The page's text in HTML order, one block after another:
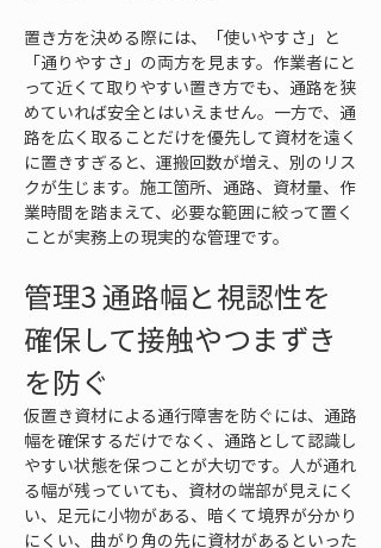
置き方を決める際には、「使いやすさ」と
「通りやすさ」の両方を見ます。作業者にと
って近くて取りやすい置き方でも、通路を狭
めていれば安全とはいえません。一方で、通
路を広く取ることだけを優先して資材を遠く
に置きすぎると、運搬回数が増え、別のリス
クが生じます。施工箇所、通路、資材量、作
業時間を踏まえて、必要な範囲に絞って置く
ことが実務上の現実的な管理です。
管理3 通路幅と視認性を
確保して接触やつまずき
を防ぐ
仮置き資材による通行障害を防ぐには、通路
幅を確保するだけでなく、通路として認識し
やすい状態を保つことが大切です。人が通れ
る幅が残っていても、資材の端部が見えにく
い、足元に小物がある、暗くて境界が分かり
にくい、曲がり角の先に資材があるといった